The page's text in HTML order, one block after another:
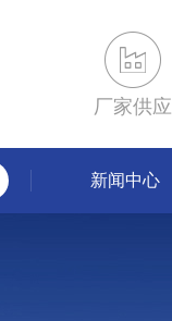
厂家供应
新闻中心